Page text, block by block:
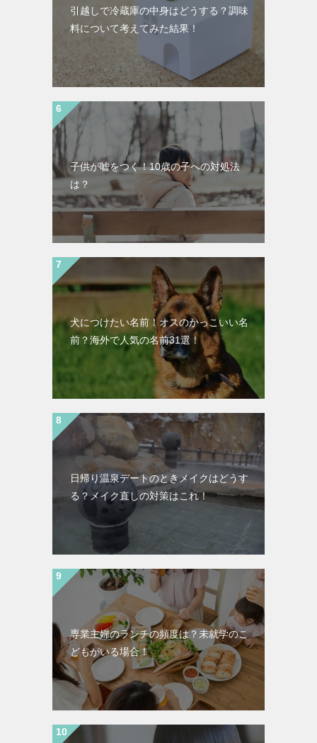
引越しで冷蔵庫の中身はどうする？調味
料について考えてみた結果！
子供が嘘をつく！10歳の子への対処法
は？
犬につけたい名前！オスのかっこいい名
前？海外で人気の名前31選！
日帰り温泉デートのときメイクはどうす
る？メイク直しの対策はこれ！
専業主婦のランチの頻度は？未就学のこ
どもがいる場合！